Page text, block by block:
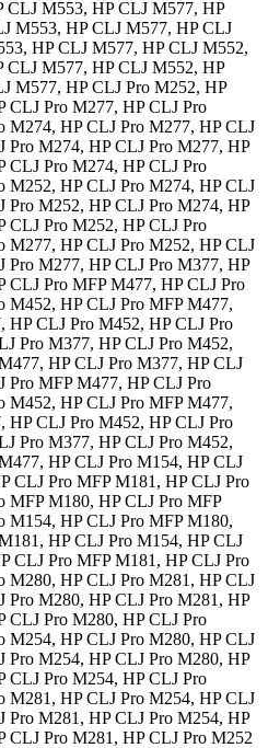
CLJ M553, HP CLJ M577, HP
M553, HP CLJ M577, HP CLJ
HP CLJ M577, HP CLJ M552,
CLJ M577, HP CLJ M552, HP
M577, HP CLJ Pro M252, HP
CLJ Pro M277, HP CLJ Pro
M274, HP CLJ Pro M277, HP CLJ
Pro M274, HP CLJ Pro M277, HP
CLJ Pro M274, HP CLJ Pro
M252, HP CLJ Pro M274, HP CLJ
Pro M252, HP CLJ Pro M274, HP
CLJ Pro M252, HP CLJ Pro
M277, HP CLJ Pro M252, HP CLJ
Pro M277, HP CLJ Pro M377, HP
CLJ Pro MFP M477, HP CLJ Pro
M452, HP CLJ Pro MFP M477,
HP CLJ Pro M452, HP CLJ Pro
Pro M377, HP CLJ Pro M452,
HP CLJ Pro M377, HP CLJ
Pro MFP M477, HP CLJ Pro
M452, HP CLJ Pro MFP M477,
HP CLJ Pro M452, HP CLJ Pro
Pro M377, HP CLJ Pro M452,
HP CLJ Pro M154, HP CLJ
CLJ Pro MFP M181, HP CLJ Pro
MFP M180, HP CLJ Pro MFP
M154, HP CLJ Pro MFP M180,
HP CLJ Pro M154, HP CLJ
CLJ Pro MFP M181, HP CLJ Pro
M280, HP CLJ Pro M281, HP CLJ
Pro M280, HP CLJ Pro M281, HP
CLJ Pro M280, HP CLJ Pro
M254, HP CLJ Pro M280, HP CLJ
Pro M254, HP CLJ Pro M280, HP
CLJ Pro M254, HP CLJ Pro
M281, HP CLJ Pro M254, HP CLJ
Pro M281, HP CLJ Pro M254, HP
CLJ Pro M281, HP CLJ Pro M252